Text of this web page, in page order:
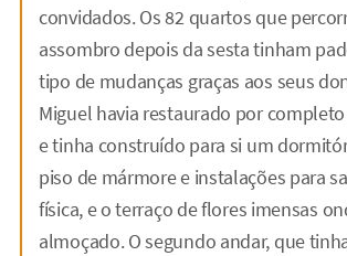
convidados. Os 82 quartos que
assombro depois da sesta tinham
tipo de mudanças graças aos seus
Miguel havia restaurado por
e tinha construído para si um
piso de mármore e instalações para
física, e o terraço de flores imensas
almoçado. O segundo andar, que